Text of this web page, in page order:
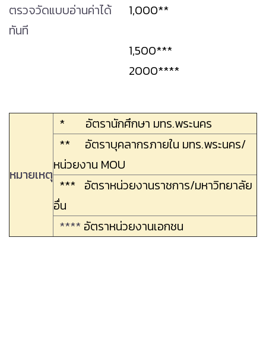
ตรวจวัดแบบอ่านค่าได้
ทันที
1,000**
1,500***
2000****
หมายเหตุ
* อัตรานักศึกษา มทร.พระนคร
** อัตราบุคลากรภายใน มทร.พระนคร/
หน่วยงาน MOU
*** อัตราหน่วยงานราชการ/มหาวิทยาลัย
อื่น
**** อัตราหน่วยงานเอกชน